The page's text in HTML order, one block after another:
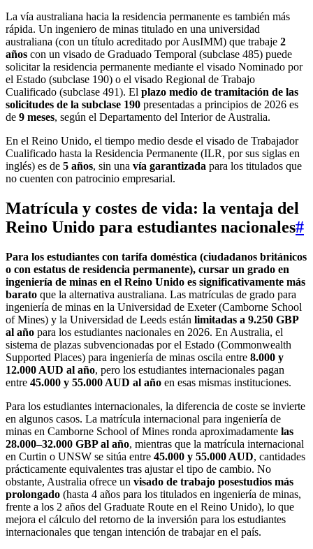
La vía australiana hacia la residencia permanente es también más
rápida. Un ingeniero de minas titulado en una universidad
australiana (con un título acreditado por AusIMM) que trabaje 2
años con un visado de Graduado Temporal (subclase 485) puede
solicitar la residencia permanente mediante el visado Nominado por
el Estado (subclase 190) o el visado Regional de Trabajo
Cualificado (subclase 491). El plazo medio de tramitación de las
solicitudes de la subclase 190 presentadas a principios de 2026 es
de 9 meses, según el Departamento del Interior de Australia.
En el Reino Unido, el tiempo medio desde el visado de Trabajador
Cualificado hasta la Residencia Permanente (ILR, por sus siglas en
inglés) es de 5 años, sin una vía garantizada para los titulados que
no cuenten con patrocinio empresarial.
Matrícula y costes de vida: la ventaja del
Reino Unido para estudiantes nacionales#
Para los estudiantes con tarifa doméstica (ciudadanos británicos
o con estatus de residencia permanente), cursar un grado en
ingeniería de minas en el Reino Unido es significativamente más
barato que la alternativa australiana. Las matrículas de grado para
ingeniería de minas en la Universidad de Exeter (Camborne School
of Mines) y la Universidad de Leeds están limitadas a 9.250 GBP
al año para los estudiantes nacionales en 2026. En Australia, el
sistema de plazas subvencionadas por el Estado (Commonwealth
Supported Places) para ingeniería de minas oscila entre 8.000 y
12.000 AUD al año, pero los estudiantes internacionales pagan
entre 45.000 y 55.000 AUD al año en esas mismas instituciones.
Para los estudiantes internacionales, la diferencia de coste se invierte
en algunos casos. La matrícula internacional para ingeniería de
minas en Camborne School of Mines ronda aproximadamente las
28.000–32.000 GBP al año, mientras que la matrícula internacional
en Curtin o UNSW se sitúa entre 45.000 y 55.000 AUD, cantidades
prácticamente equivalentes tras ajustar el tipo de cambio. No
obstante, Australia ofrece un visado de trabajo posestudios más
prolongado (hasta 4 años para los titulados en ingeniería de minas,
frente a los 2 años del Graduate Route en el Reino Unido), lo que
mejora el cálculo del retorno de la inversión para los estudiantes
internacionales que tengan intención de trabajar en el país.